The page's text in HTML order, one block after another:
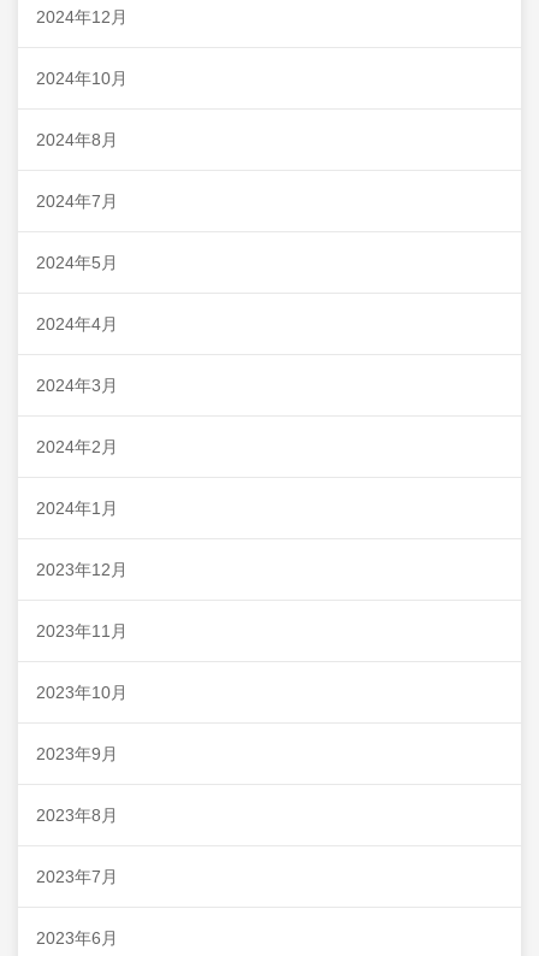
2024年12月
2024年10月
2024年8月
2024年7月
2024年5月
2024年4月
2024年3月
2024年2月
2024年1月
2023年12月
2023年11月
2023年10月
2023年9月
2023年8月
2023年7月
2023年6月